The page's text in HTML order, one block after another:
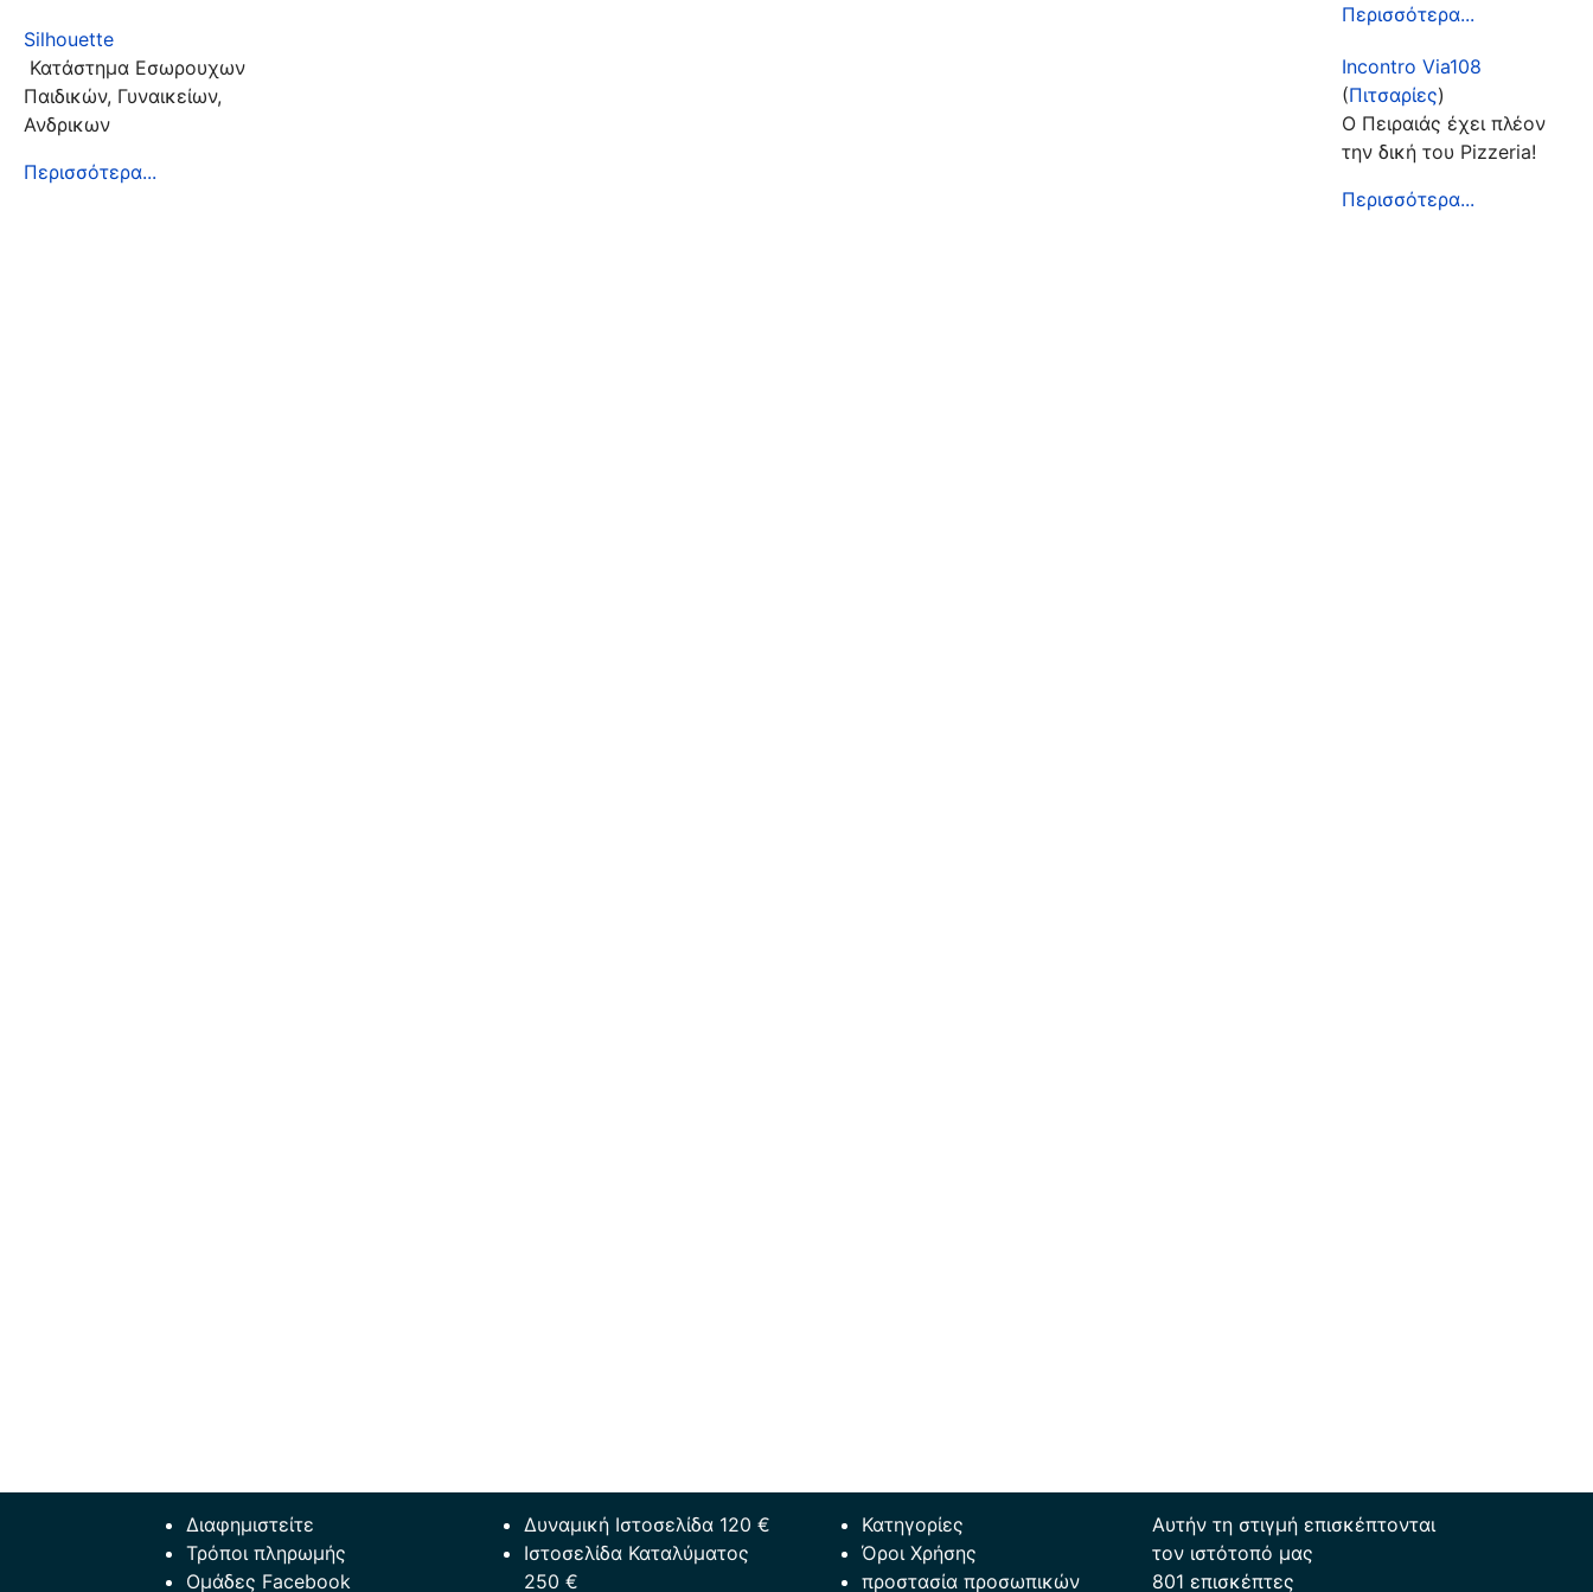
Silhouette
Κατάστημα Εσωρουχων
Παιδικών, Γυναικείων,
Ανδρικων
Περισσότερα...
Περισσότερα...
Incontro Via108
(Πιτσαρίες)
Ο Πειραιάς έχει πλέον
την δική του Pizzeria!
Περισσότερα...
Διαφημιστείτε
Τρόποι πληρωμής
Ομάδες Facebook
Δυναμική Ιστοσελίδα 120 €
Ιστοσελίδα Καταλύματος
250 €
Κατηγορίες
Όροι Χρήσης
προστασία προσωπικών
Αυτήν τη στιγμή επισκέπτονται
τον ιστότοπό μας
801 επισκέπτες